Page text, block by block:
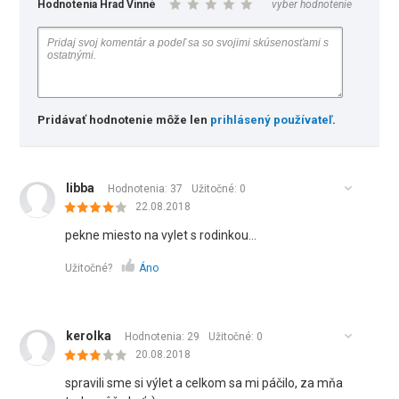
Hodnotenia Hrad Vinné vyber hodnotenie
Pridávať hodnotenie môže len prihlásený používateľ.
libba Hodnotenia: 37 Užitočné: 0
22.08.2018
pekne miesto na vylet s rodinkou...
Užitočné? Áno
kerolka Hodnotenia: 29 Užitočné: 0
20.08.2018
spravili sme si výlet a celkom sa mi páčilo, za mňa